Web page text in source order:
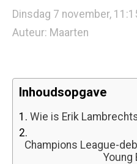
Dinsdag 7 november,
Auteur: Maarten
Inhoudsopgave
1. Wie is Erik
2.
Champions League-
Young